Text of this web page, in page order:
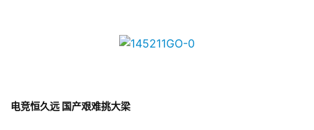
电竞恒久远 国产艰难挑大梁